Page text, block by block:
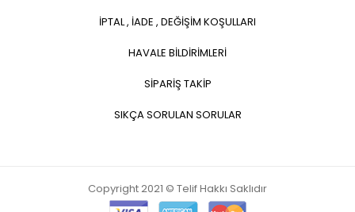
İPTAL , İADE , DEĞİŞİM KOŞULLARI
HAVALE BİLDİRİMLERİ
SİPARİŞ TAKİP
SIKÇA SORULAN SORULAR
Copyright 2021 © Telif Hakkı Saklıdır